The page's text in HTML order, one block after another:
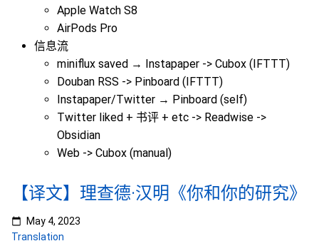
Apple Watch S8
AirPods Pro
信息流
miniflux saved → Instapaper -> Cubox (IFTTT)
Douban RSS -> Pinboard (IFTTT)
Instapaper/Twitter → Pinboard (self)
Twitter liked + 书评 + etc -> Readwise ->
Obsidian
Web -> Cubox (manual)
【译文】理查德·汉明《你和你的研究》
May 4, 2023
Translation